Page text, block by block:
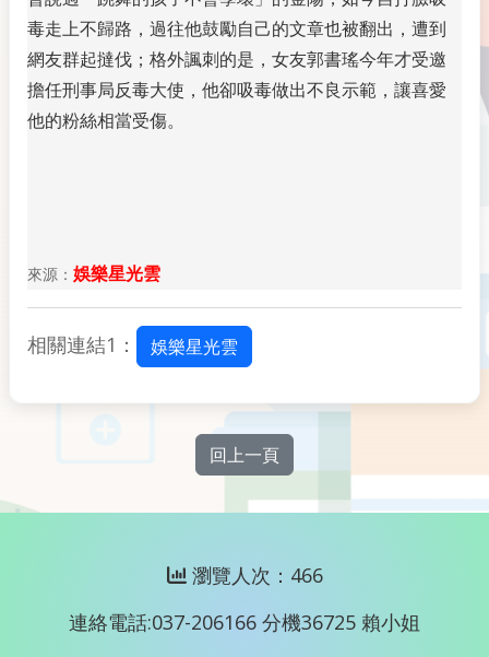
毒走上不歸路，過往他鼓勵自己的文章也被翻出，遭到
網友群起撻伐；格外諷刺的是，女友郭書瑤今年才受邀
擔任刑事局反毒大使，他卻吸毒做出不良示範，讓喜愛
他的粉絲相當受傷。
來源： 娛樂星光雲
相關連結1： 娛樂星光雲
回上一頁
瀏覽人次：466
連絡電話:037-206166 分機36725 賴小姐